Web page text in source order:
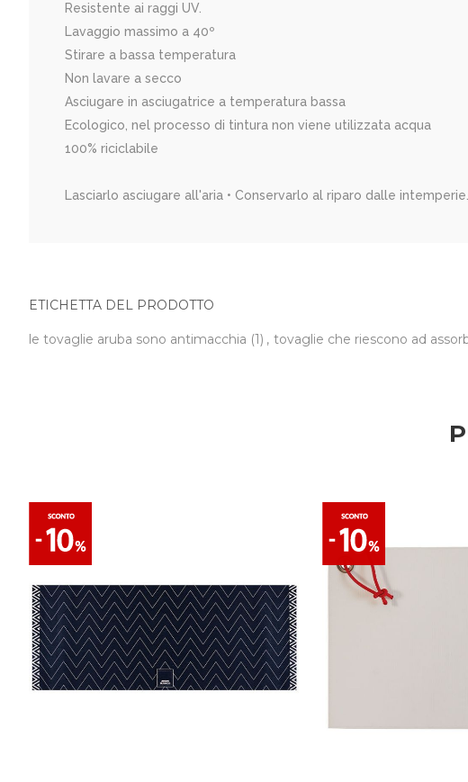
Resistente ai raggi UV.
Lavaggio massimo a 40º
Stirare a bassa temperatura
Non lavare a secco
Asciugare in asciugatrice a temperatura bassa
Ecologico, nel processo di tintura non viene utilizzata acqua
100% riciclabile
Lasciarlo asciugare all'aria • Conservarlo al riparo dalle
ETICHETTA DEL PRODOTTO
le tovaglie aruba sono antimacchia (1) , tovaglie che riescono ad